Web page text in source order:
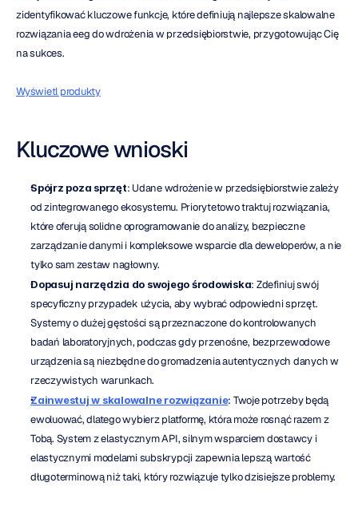
zidentyfikować kluczowe funkcje, które definiują najlepsze skalowalne
rozwiązania eeg do wdrożenia w przedsiębiorstwie, przygotowując Cię
na sukces.
Wyświetl produkty
Kluczowe wnioski
Spójrz poza sprzęt: Udane wdrożenie w przedsiębiorstwie zależy
od zintegrowanego ekosystemu. Priorytetowo traktuj rozwiązania,
które oferują solidne oprogramowanie do analizy, bezpieczne
zarządzanie danymi i kompleksowe wsparcie dla deweloperów, a nie
tylko sam zestaw nagłowny.
Dopasuj narzędzia do swojego środowiska: Zdefiniuj swój
specyficzny przypadek użycia, aby wybrać odpowiedni sprzęt.
Systemy o dużej gęstości są przeznaczone do kontrolowanych
badań laboratoryjnych, podczas gdy przenośne, bezprzewodowe
urządzenia są niezbędne do gromadzenia autentycznych danych w
rzeczywistych warunkach.
Zainwestuj w skalowalne rozwiązanie: Twoje potrzeby będą
ewoluować, dlatego wybierz platformę, która może rosnąć razem z
Tobą. System z elastycznym API, silnym wsparciem dostawcy i
elastycznymi modelami subskrypcji zapewnia lepszą wartość
długoterminową niż taki, który rozwiązuje tylko dzisiejsze problemy.